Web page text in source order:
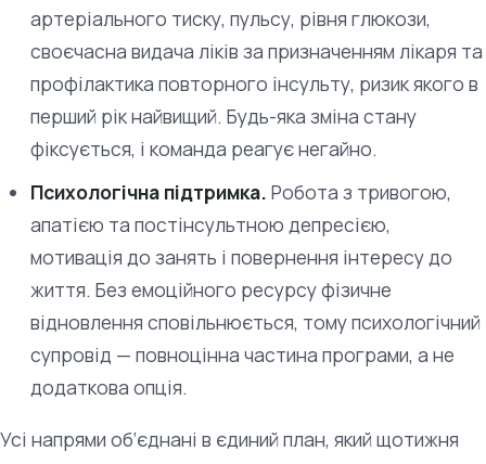
артеріального тиску, пульсу, рівня глюкози,
своєчасна видача ліків за призначенням лікаря та
профілактика повторного інсульту, ризик якого в
перший рік найвищий. Будь-яка зміна стану
фіксується, і команда реагує негайно.
Психологічна підтримка. Робота з тривогою,
апатією та постінсультною депресією,
мотивація до занять і повернення інтересу до
життя. Без емоційного ресурсу фізичне
відновлення сповільнюється, тому психологічний
супровід — повноцінна частина програми, а не
додаткова опція.
Усі напрями об’єднані в єдиний план, який щотижня